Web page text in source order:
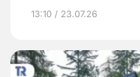
13:10 / 23.07.26